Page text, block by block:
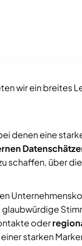
wir ein breites
denen eine
schaffen, über
glaubwürdige
oder
starken